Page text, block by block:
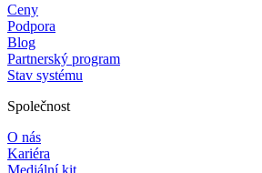
Ceny
Podpora
Blog
Partnerský program
Stav systému
Společnost
O nás
Kariéra
Mediální kit